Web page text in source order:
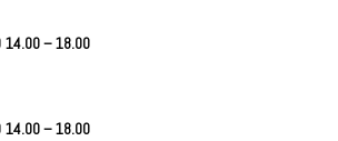
14.00 – 18.00
14.00 – 18.00